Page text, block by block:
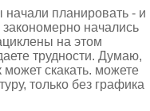
планировать - и
начались
на этом
трудности. Думаю,
может скакать. можете
только без графика